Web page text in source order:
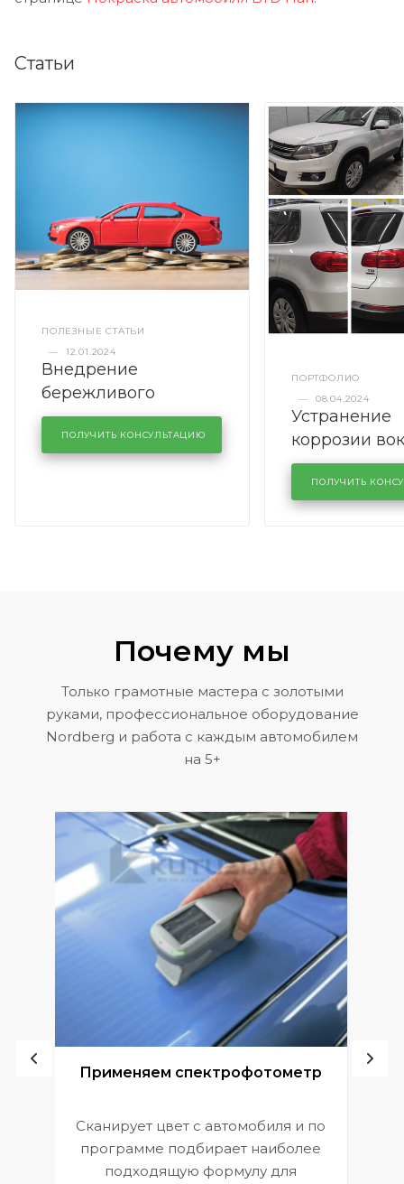
Статьи
ПОЛЕЗНЫЕ СТАТЬИ
—
12.01.2024
Внедрение
бережливого
производства в
кузовном сервисе
KUTUZOVV
ПОЛУЧИТЬ КОНСУЛЬТАЦИЮ
ПОРТФОЛИО
—
08.04.2024
Устранение
коррозии
лобового
районе
Volkswagen
ПОЛУЧИТЬ
Почему мы
Только грамотные мастера с золотыми
руками, профессиональное оборудование
Nordberg и работа с каждым автомобилем
на 5+
Применяем спектрофотометр
Сканирует цвет с автомобиля и по
программе подбирает наиболее
подходящую формулу для